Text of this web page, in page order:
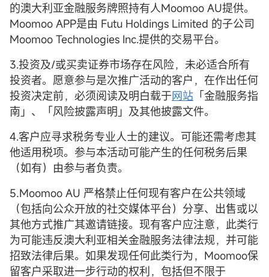
的澳大利亚金融服务牌照持有人Moomoo AU提供。
Moomoo APP是由 Futu Holdings Limited 的子公司
Moomoo Technologies Inc.提供的交易平台。
3.投资及/或买卖证券市场存在风险，未必适合所有
投资者。愿意参与是次推广活动的客户，在作出任何
投资决定前，必须阅读及明白载于网站 「金融服务指
南」、「风险披露声明」及其他披露文件。
4.客户应寻求税务专业人士的建议。可能还需考虑其
他适用税项。参与本活动可能产生的任何税务后果
（如有）由参与者负责。
5.Moomoo AU 严格禁止任何现有客户在公共领域
（包括向公众开放的社交媒体平台）分享、出售或以
其他方式推广其邀请链接。现有客户应注意，此类行
为可能违反澳大利亚相关金融服务法律法规，并可能
招致法律后果。如果发现任何此类行为，Moomoo保
留客户采取进一步行动的权利，包括但不限于